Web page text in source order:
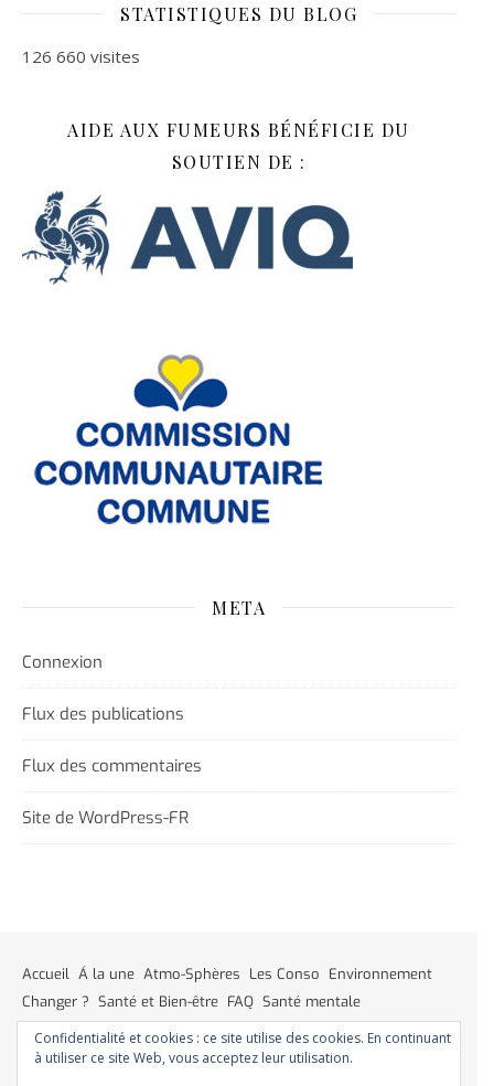
STATISTIQUES DU BLOG
126 660 visites
AIDE AUX FUMEURS BÉNÉFICIE DU
SOUTIEN DE :
META
Connexion
Flux des publications
Flux des commentaires
Site de WordPress-FR
Accueil Á la une Atmo-Sphères Les Conso Environnement
Changer ? Santé et Bien-être FAQ Santé mentale
Plus de liberté
Plus d’argent Meilleur sommeil
Meilleur coeur
Meilleur souffle Meilleure fertilité
Meilleure vie sexuelle
Confidentialité et cookies : ce site utilise des cookies. En continuant
à utiliser ce site Web, vous acceptez leur utilisation.